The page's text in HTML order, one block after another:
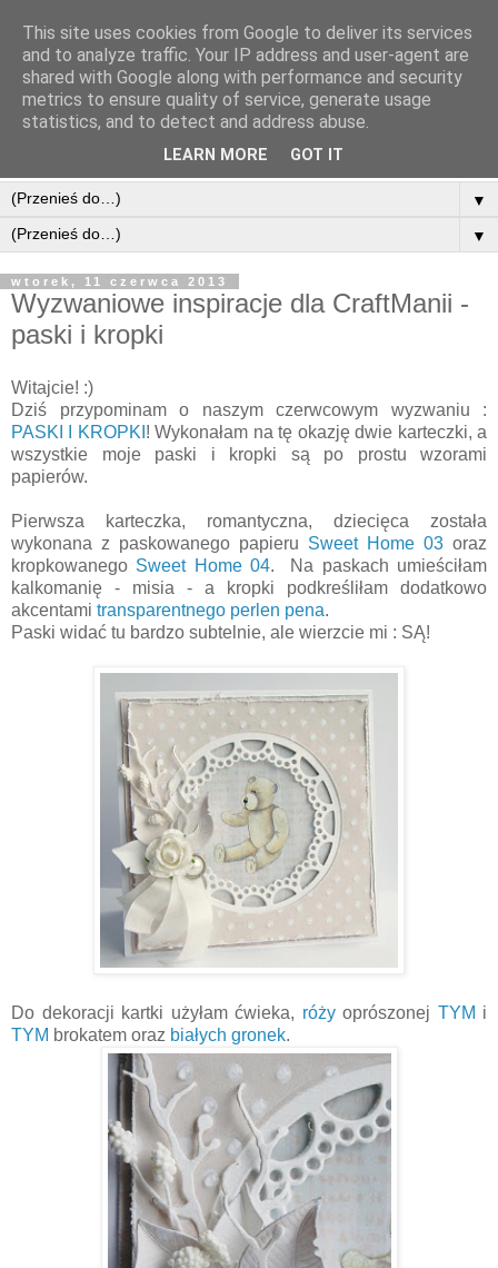
▼
▼
wtorek, 11 czerwca 2013
Wyzwaniowe inspiracje dla CraftManii -
paski i kropki
Witajcie! :)
Dziś przypominam o naszym czerwcowym wyzwaniu :
PASKI I KROPKI ! Wykonałam na tę okazję dwie karteczki, a
wszystkie moje paski i kropki są po prostu wzorami
papierów.
Pierwsza karteczka, romantyczna, dziecięca została
wykonana z paskowanego papieru Sweet Home 03 oraz
kropkowanego Sweet Home 04. Na paskach umieściłam
kalkomanię - misia - a kropki podkreśliłam dodatkowo
akcentami transparentnego perlen pena.
Paski widać tu bardzo subtelnie, ale wierzcie mi : SĄ!
Do dekoracji kartki użyłam ćwieka, różyoprószonej TYM i
TYM brokatem oraz białych gronek.
This site uses cookies from Google to deliver its services
and to analyze traffic. Your IP address and user-agent are
shared with Google along with performance and security
metrics to ensure quality of service, generate usage
statistics, and to detect and address abuse.
LEARN MORE GOT IT